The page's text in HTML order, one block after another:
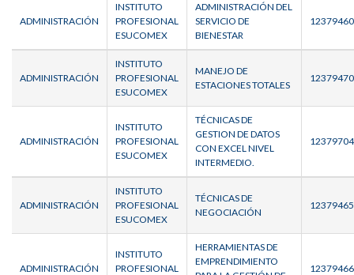
ADMINISTRACIÓN
INSTITUTO
PROFESIONAL
ESUCOMEX
ADMINISTRACIÓN DEL
SERVICIO DE
BIENESTAR
ADMINISTRACIÓN
INSTITUTO
PROFESIONAL
ESUCOMEX
MANEJO DE
ESTACIONES TOTALES
ADMINISTRACIÓN
INSTITUTO
PROFESIONAL
ESUCOMEX
TÉCNICAS DE
GESTION DE DATOS
CON EXCEL NIVEL
INTERMEDIO.
ADMINISTRACIÓN
INSTITUTO
PROFESIONAL
ESUCOMEX
TÉCNICAS DE
NEGOCIACIÓN
ADMINISTRACIÓN
INSTITUTO
PROFESIONAL
HERRAMIENTAS DE
EMPRENDIMIENTO